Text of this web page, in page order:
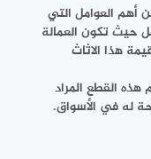
أهم العوامل التي
حيث تكون العمالة
هذا الاثاث
القطع المراد
له في الأسواق.